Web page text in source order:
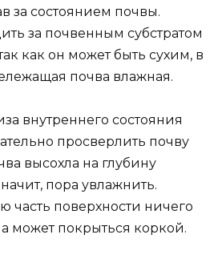
за состоянием почвы.
за почвенным субстратом
как он может быть сухим, в
почва влажная.
внутреннего состояния
просверлить почву
высохла на глубину
пора увлажнить.
часть поверхности ничего
может покрыться коркой.